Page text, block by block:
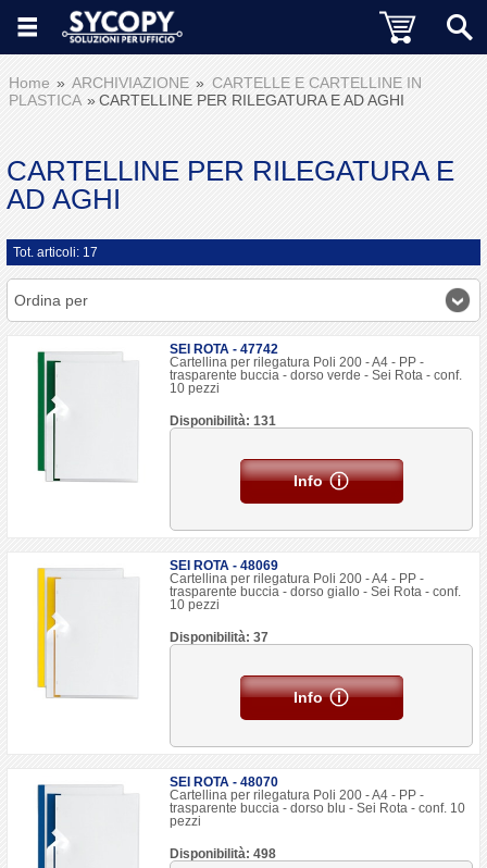
Home ARCHIVIAZIONE
CARTELLE E CARTELLINE IN
PLASTICA
CARTELLINE PER RILEGATURA E AD AGHI
CARTELLINE PER RILEGATURA E
AD AGHI
Tot. articoli: 17
Ordina per
SEI ROTA - 47742
Cartellina per rilegatura Poli 200 - A4 - PP -
trasparente buccia - dorso verde - Sei Rota - conf.
10 pezzi
Disponibilità: 131
Info
SEI ROTA - 48069
Cartellina per rilegatura Poli 200 - A4 - PP -
trasparente buccia - dorso giallo - Sei Rota - conf.
10 pezzi
Disponibilità: 37
Info
SEI ROTA - 48070
Cartellina per rilegatura Poli 200 - A4 - PP -
trasparente buccia - dorso blu - Sei Rota - conf. 10
pezzi
Disponibilità: 498